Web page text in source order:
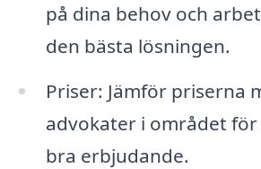
på dina behov och
den bästa lösningen.
Priser: Jämför priserna
advokater i området
bra erbjudande.